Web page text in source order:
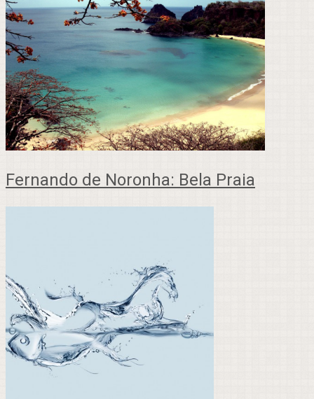
Fernando de Noronha: Bela Praia